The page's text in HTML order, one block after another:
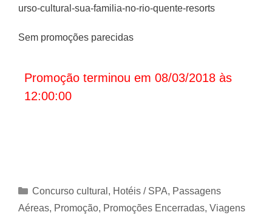
urso-cultural-sua-familia-no-rio-quente-resorts
Sem promoções parecidas
Promoção terminou em 08/03/2018 às
12:00:00
Categorias
Concurso cultural , Hotéis / SPA, Passagens
Aéreas, Promoção, Promoções Encerradas, Viagens